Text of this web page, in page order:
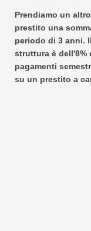
Prendiamo un
prestito una
periodo di 3 anni.
struttura è dell'8%
pagamenti
su un prestito a